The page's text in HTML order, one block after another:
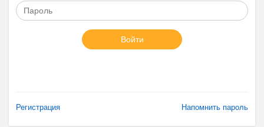
Войти
Регистрация Напомнить пароль